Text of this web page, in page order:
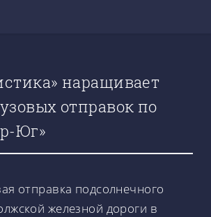
наращивает
отправок по
Юг»
отправка подсолнечного
железной дороги в